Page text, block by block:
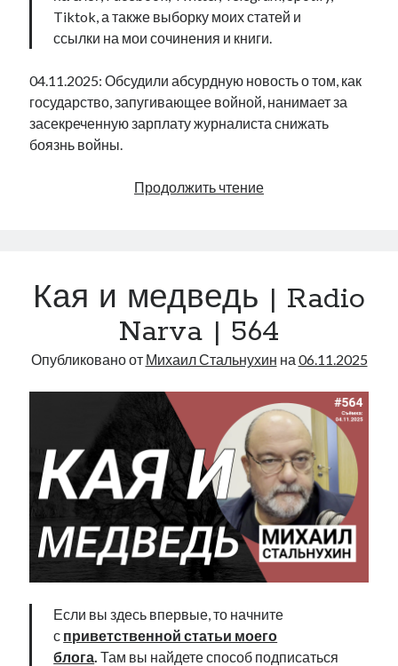
Tiktok, а также выборку моих статей и
ссылки на мои сочинения и книги.
04.11.2025: Обсудили абсурдную новость о том, как
государство, запугивающее войной, нанимает за
засекреченную зарплату журналиста снижать
боязнь войны.
Продолжить чтениеГосударственная
565
Кая и медведь | Radio
Narva | 564
Опубликовано от Михаил Стальнухин на 06.11.2025
Если вы здесь впервые, то начните
с приветственной статьи моего
блога Там вы найдете способ подписаться